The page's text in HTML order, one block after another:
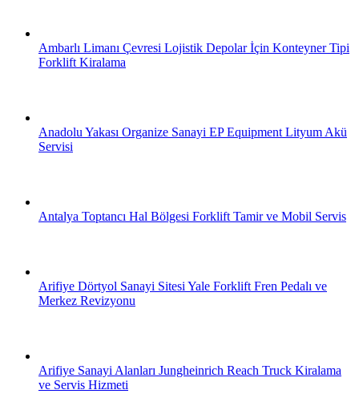
Ambarlı Limanı Çevresi Lojistik Depolar İçin Konteyner Tipi
Forklift Kiralama
Anadolu Yakası Organize Sanayi EP Equipment Lityum Akü
Servisi
Antalya Toptancı Hal Bölgesi Forklift Tamir ve Mobil Servis
Arifiye Dörtyol Sanayi Sitesi Yale Forklift Fren Pedalı ve
Merkez Revizyonu
Arifiye Sanayi Alanları Jungheinrich Reach Truck Kiralama
ve Servis Hizmeti